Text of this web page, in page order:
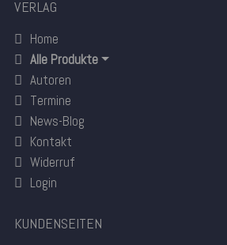
VERLAG
Home
Alle Produkte
Autoren
Termine
News-Blog
Kontakt
Widerruf
Login
KUNDENSEITEN